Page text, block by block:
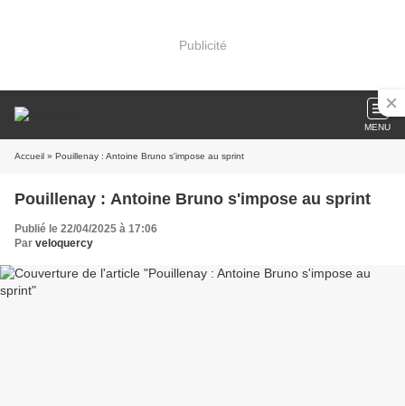
Publicité
MENU
Accueil » Pouillenay : Antoine Bruno s'impose au sprint
Pouillenay : Antoine Bruno s'impose au sprint
Publié le 22/04/2025 à 17:06
Par veloquercy